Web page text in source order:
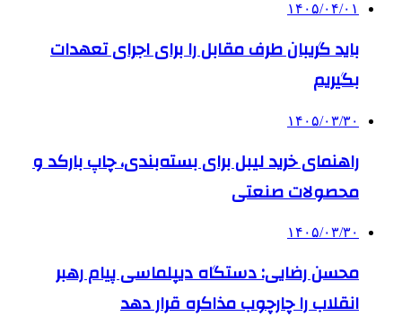
۱۴۰۵/۰۴/۰۱
باید گریبان طرف مقابل را برای اجرای تعهدات
بگیریم
۱۴۰۵/۰۳/۳۰
راهنمای خرید لیبل برای بسته‌بندی، چاپ بارکد و
محصولات صنعتی
۱۴۰۵/۰۳/۳۰
محسن رضایی: دستگاه دیپلماسی پیام رهبر
انقلاب را چارچوب مذاکره قرار دهد